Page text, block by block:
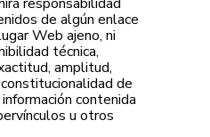
de algún enlace
Web ajeno, ni
técnica,
amplitud,
de
contenida
u otros